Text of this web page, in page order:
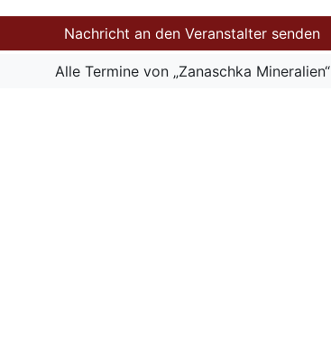
Nachricht an den Veranstalter senden
Alle Termine von „Zanaschka Mineralien“